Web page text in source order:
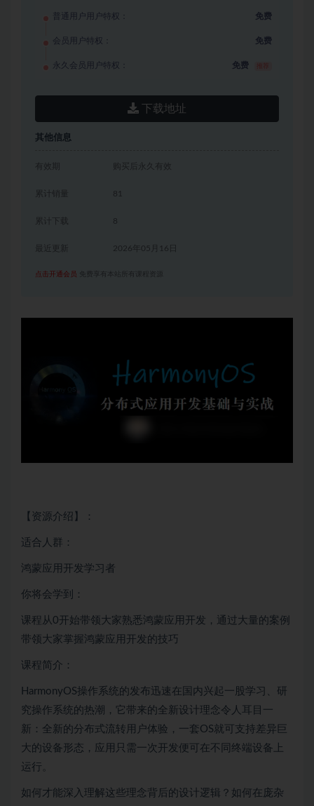
普通用户用户特权： 免费
会员用户特权： 免费
永久会员用户特权： 免费
下载地址
其他信息
有效期 购买后永久有效
累计销量 81
累计下载 8
2026年05月16日
点击开通会员 免费享有本站所有课程资源
【资源介绍】：
适合人群：
鸿蒙应用开发学习者
你将会学到：
课程从0开始带领大家熟悉鸿蒙应用开发，通过大量的案例
带领大家掌握鸿蒙应用开发的技巧
课程简介：
HarmonyOS操作系统的发布迅速在国内兴起一股学习、研
究操作系统的热潮，它带来的全新设计理念令人耳目一
新：全新的 分布式流转用户体验，一套OS就可支持差异巨
大的设备形态，应用只需一次开发便可在不同终端设备上
运行。
如何才能深入理解这些理念背后的设计逻辑？如何在庞杂